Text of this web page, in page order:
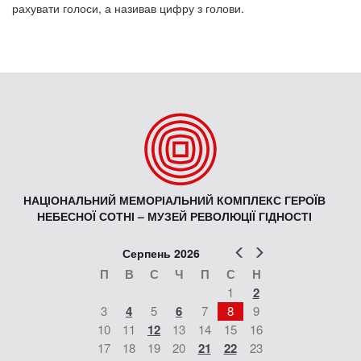
рахувати голоси, а називав цифру з голови.
НАЦІОНАЛЬНИЙ МЕМОРІАЛЬНИЙ КОМПЛЕКС ГЕРОЇВ
НЕБЕСНОЇ СОТНІ – МУЗЕЙ РЕВОЛЮЦІЇ ГІДНОСТІ
Попер
Серпень 2026
П В С Ч П С Н
1 2
3 4 5 6 7 8
9
10
11 12 13 14 15
16
17
18 19 20 21 22
23